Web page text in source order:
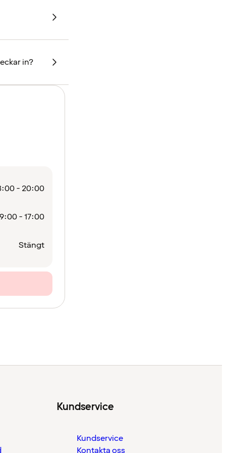
in?
- 20:00
- 17:00
Stängt
Kundservice
Kundservice
Kontakta oss